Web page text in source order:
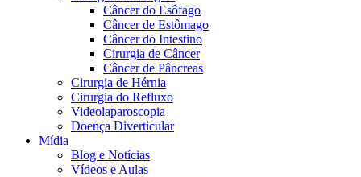
Câncer do Esôfago
Câncer de Estômago
Câncer do Intestino
Cirurgia de Câncer
Câncer de Pâncreas
Cirurgia de Hérnia
Cirurgia do Refluxo
Videolaparoscopia
Doença Diverticular
Mídia
Blog e Notícias
Vídeos e Aulas